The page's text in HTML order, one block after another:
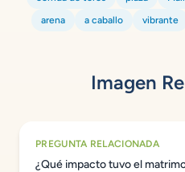
arena
a caballo vibrante
Imagen
PREGUNTA RELACIONADA
¿Qué impacto tuvo el